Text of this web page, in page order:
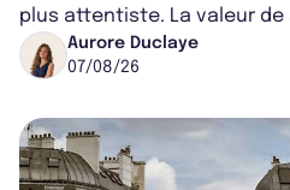
plus attentiste. La valeur
progresse de 3,8% à
Aurore Duclaye
07/08/26